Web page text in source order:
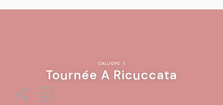
CALLIOPE |
Tournée A Ricuccata